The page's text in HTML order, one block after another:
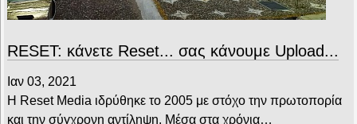
RESET: κάνετε Reset... σας κάνουμε Upload...
Ιαν 03, 2021
Η Reset Media ιδρύθηκε το 2005 με στόχο την πρωτοπορία
και την σύγχρονη αντίληψη. Μέσα στα χρόνια…